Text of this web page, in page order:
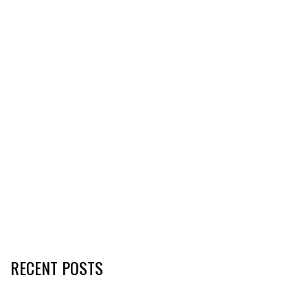
RECENT POSTS